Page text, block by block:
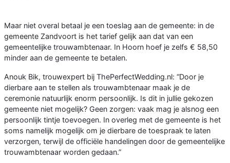
Maar niet overal betaal je een toeslag aan de gemeente: in de
gemeente Zandvoort is het tarief gelijk aan dat van een
gemeentelijke trouwambtenaar. In Hoorn hoef je zelfs € 58,50
minder aan de gemeente te betalen.
Anouk Bik, trouwexpert bij ThePerfectWedding.nl: “Door je
dierbare aan te stellen als trouwambtenaar maak je de
ceremonie natuurlijk enorm persoonlijk. Is dit in jullie gekozen
gemeente niet mogelijk? Geen zorgen: vaak mag je alsnog een
persoonlijk tintje toevoegen. In overleg met de gemeente is het
soms namelijk mogelijk om je dierbare de toespraak te laten
verzorgen, terwijl de officiële handelingen door de gemeentelijke
trouwambtenaar worden gedaan.”